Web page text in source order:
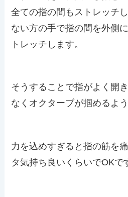
全ての指の間もストレッチ
ない方の手で指の間を外側
トレッチします。
そうすることで指がよく開
なくオクターブが掴めるよ
力を込めすぎると指の筋を
タ気持ち良いくらいでOKで